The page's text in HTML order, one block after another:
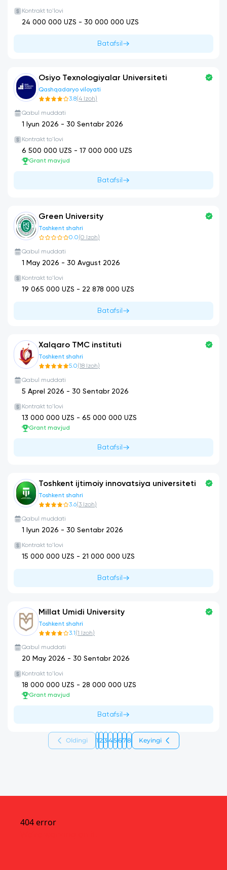
Kontrakt to'lovi
24 000 000 UZS - 30 000 000 UZS
Batafsil
Osiyo Texnologiyalar Universiteti
Qashqadaryo viloyati
3.8(4 Izoh)
Qabul muddati
1 Iyun 2026 - 30 Sentabr 2026
Kontrakt to'lovi
6 500 000 UZS - 17 000 000 UZS
Grant mavjud
Batafsil
Green University
Toshkent shahri
0.0(0 Izoh)
Qabul muddati
1 May 2026 - 30 Avgust 2026
Kontrakt to'lovi
19 065 000 UZS - 22 878 000 UZS
Batafsil
Xalqaro TMC instituti
Toshkent shahri
5.0(18 Izoh)
Qabul muddati
5 Aprel 2026 - 30 Sentabr 2026
Kontrakt to'lovi
13 000 000 UZS - 65 000 000 UZS
Grant mavjud
Batafsil
Toshkent ijtimoiy innovatsiya universiteti
Toshkent shahri
3.6(3 Izoh)
Qabul muddati
1 Iyun 2026 - 30 Sentabr 2026
Kontrakt to'lovi
15 000 000 UZS - 21 000 000 UZS
Batafsil
Millat Umidi University
Toshkent shahri
3.1 (1 Izoh)
Qabul muddati
20 May 2026 - 30 Sentabr 2026
Kontrakt to'lovi
18 000 000 UZS - 28 000 000 UZS
Grant mavjud
Batafsil
Oldingi 12345678 Keyingi
404 error